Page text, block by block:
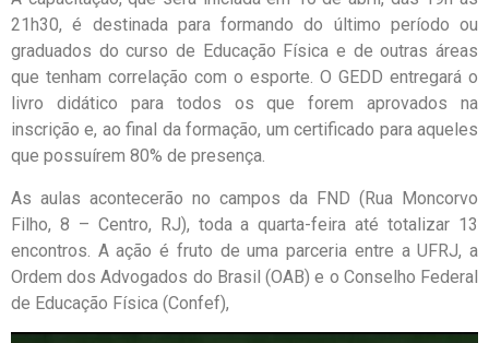
21h30, é destinada para formando do último período ou
graduados do curso de Educação Física e de outras áreas
que tenham correlação com o esporte. O GEDD entregará o
livro didático para todos os que forem aprovados na
inscrição e, ao final da formação, um certificado para aqueles
que possuírem 80% de presença.
As aulas acontecerão no campos da FND (Rua Moncorvo
Filho, 8 – Centro, RJ), toda a quarta-feira até totalizar 13
encontros. A ação é fruto de uma parceria entre a UFRJ, a
Ordem dos Advogados do Brasil (OAB) e o Conselho Federal
de Educação Física (Confef),